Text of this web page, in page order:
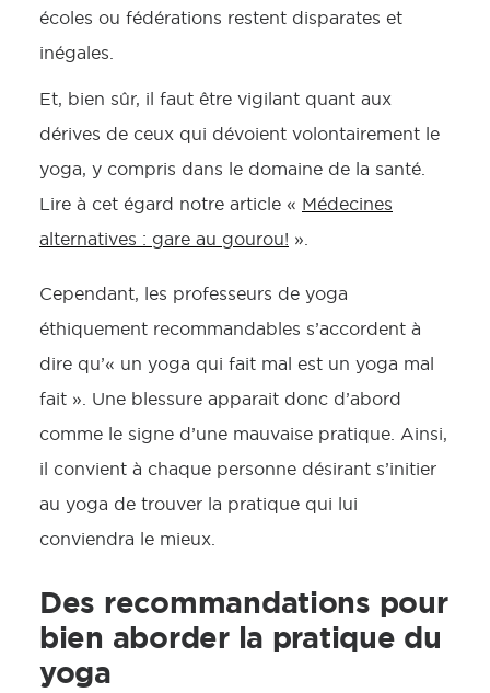
écoles ou fédérations restent disparates et
inégales.
Et, bien sûr, il faut être vigilant quant aux
dérives de ceux qui dévoient volontairement le
yoga, y compris dans le domaine de la santé.
Lire à cet égard notre article « Médecines
alternatives : gare au gourou! ».
Cependant, les professeurs de yoga
éthiquement recommandables s’accordent à
dire qu’« un yoga qui fait mal est un yoga mal
fait ». Une blessure apparait donc d’abord
comme le signe d’une mauvaise pratique. Ainsi,
il convient à chaque personne désirant s’initier
au yoga de trouver la pratique qui lui
conviendra le mieux.
Des recommandations pour
bien aborder la pratique du
yoga